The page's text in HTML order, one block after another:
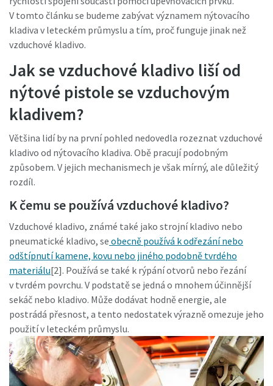
Dokumentace a zdroje
Prohlédněte si všechna naše průmyslová
odvětví
Zobrazit vše
Webináře
Podívejte se na naše webináře o nejnovějších
technologiích utahování.
Zhlédnout
Momentum Talks
Objevte inspirativní a poutavé rozhovory s odborníky
Podívat se
V tomto článku se budeme zabývat významem nýtovacího
kladiva v leteckém průmyslu a tím, proč funguje jinak než
vzduchové kladivo.
Jak se vzduchové kladivo liší od
nýtové pistole se vzduchovým
kladivem?
Většina lidí by na první pohled nedovedla rozeznat vzduchové
kladivo od nýtovacího kladiva. Obě pracují podobným
způsobem. V jejich mechanismech je však mírný, ale důležitý
rozdíl.
K čemu se používá vzduchové kladivo?
Vzduchové kladivo, známé také jako strojní kladivo nebo
pneumatické kladivo, se obecně používá k odřezání nebo
odštípnutí kamene, kovu nebo jiného podobně tvrdého
materiálu[2]. Používá se také k rýpání otvorů nebo řezání
v tvrdém povrchu. V podstatě se jedná o mnohem účinnější
sekáč nebo kladivo. Může dodávat hodně energie, ale
postrádá přesnost, a tento nedostatek výrazně omezuje jeho
použití v leteckém průmyslu.